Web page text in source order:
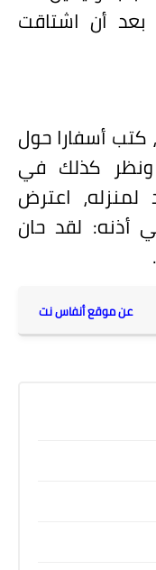
بعد أن اشتاقت
كتب أسفارا حول
ونظر كذلك في
لمنزله، اعترض
أذنه: لقد حان
عن موقع أنفاس نت